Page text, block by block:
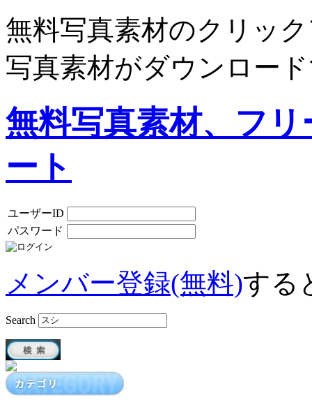
無料写真素材のクリッ
写真素材がダウンロー
無料写真素材、フ
ート
ユーザーID
パスワード
メンバー登録(無料)する
Search